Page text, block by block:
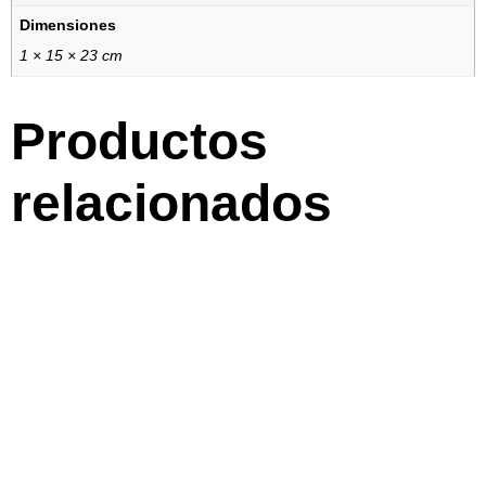
Dimensiones
1 × 15 × 23 cm
Productos
relacionados